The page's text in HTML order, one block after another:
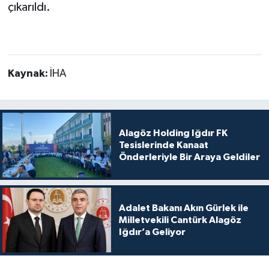
çıkarıldı.
Kaynak: İHA
Alagöz Holding Iğdır FK
Tesislerinde Kanaat
Önderleriyle Bir Araya Geldiler
Adalet Bakanı Akın Gürlek ile
Milletvekili Cantürk Alagöz
Iğdır’a Geliyor